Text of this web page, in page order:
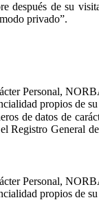
de su
privado”.
Personal,
propios de
de datos de
General
Personal,
propios de